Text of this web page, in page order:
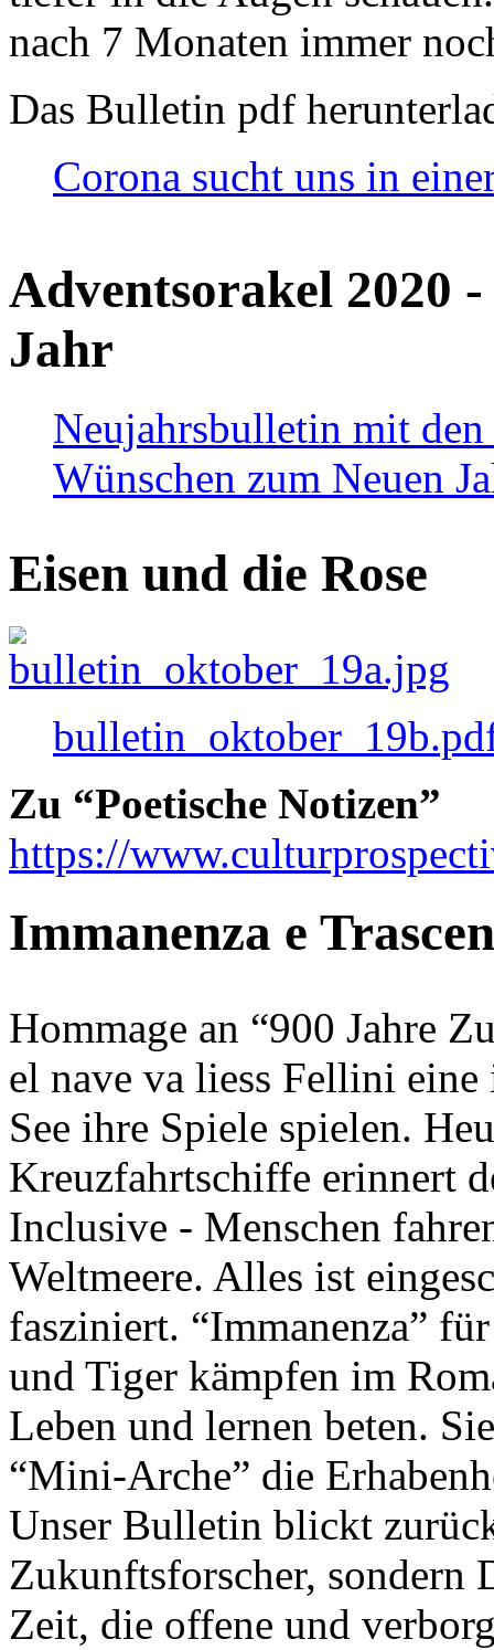
nach 7 Monaten immer
Das Bulletin pdf
Corona sucht uns in
Adventsorakel 2020
Jahr
Neujahrsbulletin mit den
Wünschen zum Neuen
Eisen und die Rose
Zu “Poetische Notizen”
https://
Immanenza e
Hommage an “900 Jahre
el nave va liess Fellini
See ihre Spiele spielen.
Kreuzfahrtschiffe erinnert
Inclusive - Menschen
Weltmeere. Alles ist
fasziniert. “Immanenza”
und Tiger kämpfen im
Leben und lernen beten.
“Mini-Arche” die
Unser Bulletin blickt
Zukunftsforscher, sondern
Zeit, die offene und